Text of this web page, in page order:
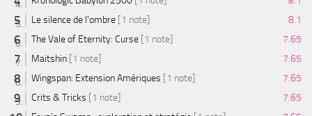
Le silence de l'ombre [1 note]
8.1
The Vale of Eternity: Curse [1 note]
7.65
Maitshin [1 note]
7.65
Wingspan: Extension Amériques [1 note]
7.65
Crits & Tricks [1 note]
7.65